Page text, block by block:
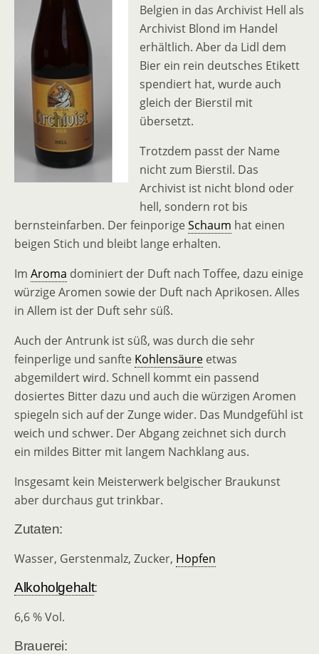
Belgien in das Archivist Hell als
Archivist Blond im Handel
erhältlich. Aber da Lidl dem
Bier ein rein deutsches Etikett
spendiert hat, wurde auch
gleich der Bierstil mit
übersetzt.
Trotzdem passt der Name
nicht zum Bierstil. Das
Archivist ist nicht blond oder
hell, sondern rot bis
bernsteinfarben. Der feinporigeSchaum hat einen
beigen Stich und bleibt lange erhalten.
Im Aroma dominiert der Duft nach Toffee, dazu einige
würzige Aromen sowie der Duft nach Aprikosen. Alles
in Allem ist der Duft sehr süß.
Auch der Antrunk ist süß, was durch die sehr
feinperlige und sanfte Kohlensäure etwas
abgemildert wird. Schnell kommt ein passend
dosiertes Bitter dazu und auch die würzigen Aromen
spiegeln sich auf der Zunge wider. Das Mundgefühl ist
weich und schwer. Der Abgang zeichnet sich durch
ein mildes Bitter mit langem Nachklang aus.
Insgesamt kein Meisterwerk belgischer Braukunst
aber durchaus gut trinkbar.
Zutaten:
Wasser, Gerstenmalz, Zucker, Hopfen
Alkoholgehalt:
6,6 % Vol.
Brauerei: